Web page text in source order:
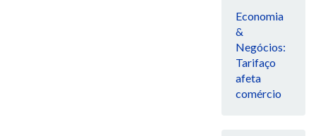
Economia
&
Negócios:
Tarifaço
afeta
comércio